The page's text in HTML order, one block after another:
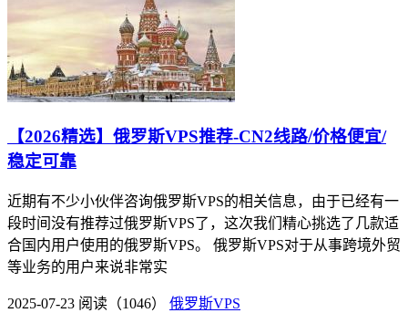
【2026精选】俄罗斯VPS推荐-CN2线路/价格便宜/
稳定可靠
近期有不少小伙伴咨询俄罗斯VPS的相关信息，由于已经有一
段时间没有推荐过俄罗斯VPS了，这次我们精心挑选了几款适
合国内用户使用的俄罗斯VPS。 俄罗斯VPS对于从事跨境外贸
等业务的用户来说非常实
2025-07-23 阅读（1046） 俄罗斯VPS